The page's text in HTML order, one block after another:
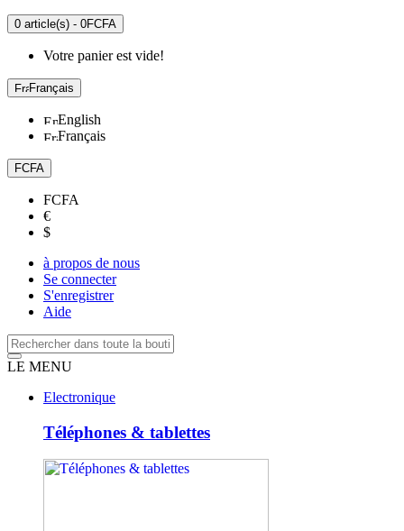
0 article(s) - 0FCFA
Votre panier est vide!
Français
English
Français
FCFA
FCFA
€
$
à propos de nous
Se connecter
S'enregistrer
Aide
LE MENU
Electronique
Téléphones & tablettes